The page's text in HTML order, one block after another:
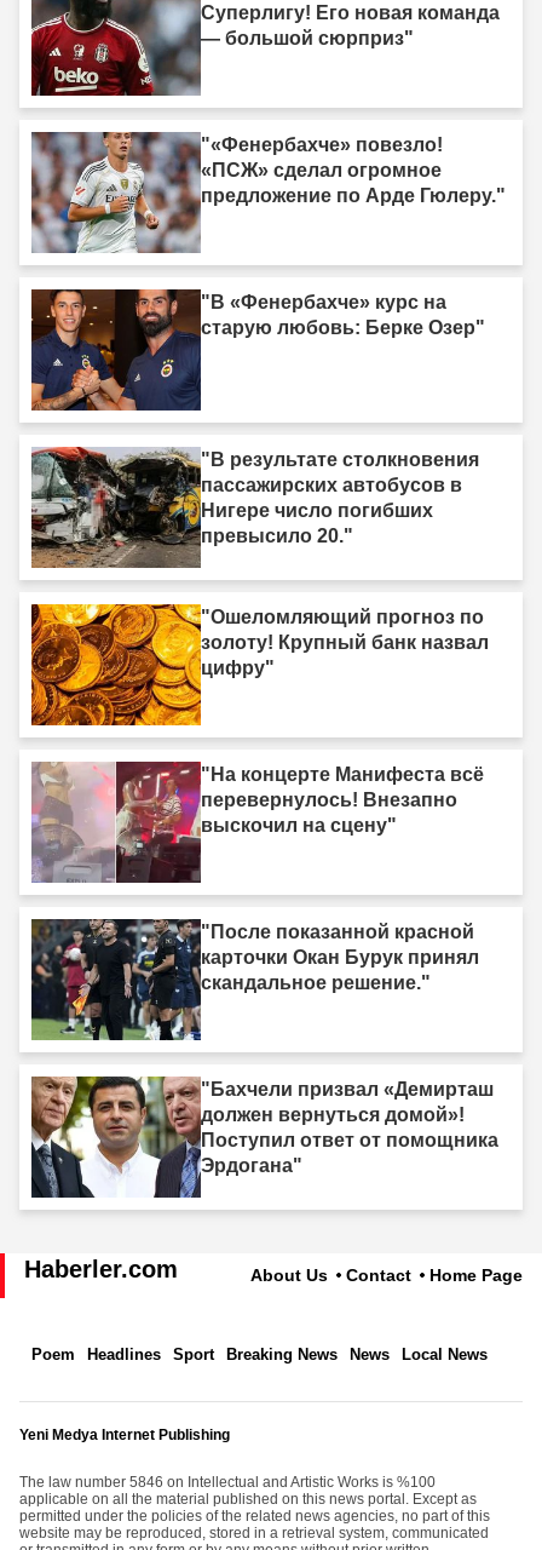
Суперлигу! Его новая команда
— большой сюрприз"
"«Фенербахче» повезло!
«ПСЖ» сделал огромное
предложение по Арде Гюлеру."
"В «Фенербахче» курс на
старую любовь: Берке Озер"
"В результате столкновения
пассажирских автобусов в
Нигере число погибших
превысило 20."
"Ошеломляющий прогноз по
золоту! Крупный банк назвал
цифру"
"На концерте Манифеста всё
перевернулось! Внезапно
выскочил на сцену"
"После показанной красной
карточки Окан Бурук принял
скандальное решение."
"Бахчели призвал «Демирташ
должен вернуться домой»!
Поступил ответ от помощника
Эрдогана"
Haberler.com About Us Contact Home Page
Poem Headlines Sport Breaking News News Local News
Yeni Medya Internet Publishing
The law number 5846 on Intellectual and Artistic Works is %100
applicable on all the material published on this news portal. Except as
permitted under the policies of the related news agencies, no part of this
website may be reproduced, stored in a retrieval system, communicated